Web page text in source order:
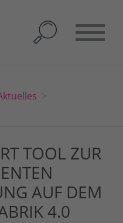
TOOL ZUR
AUF DEM
4.0